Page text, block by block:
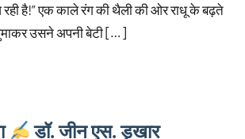
है!” एक काले रंग की थैली की ओर राधू के बढ़ते
उसने अपनी बेटी […]
डॉ. जीन एस. ड्खार